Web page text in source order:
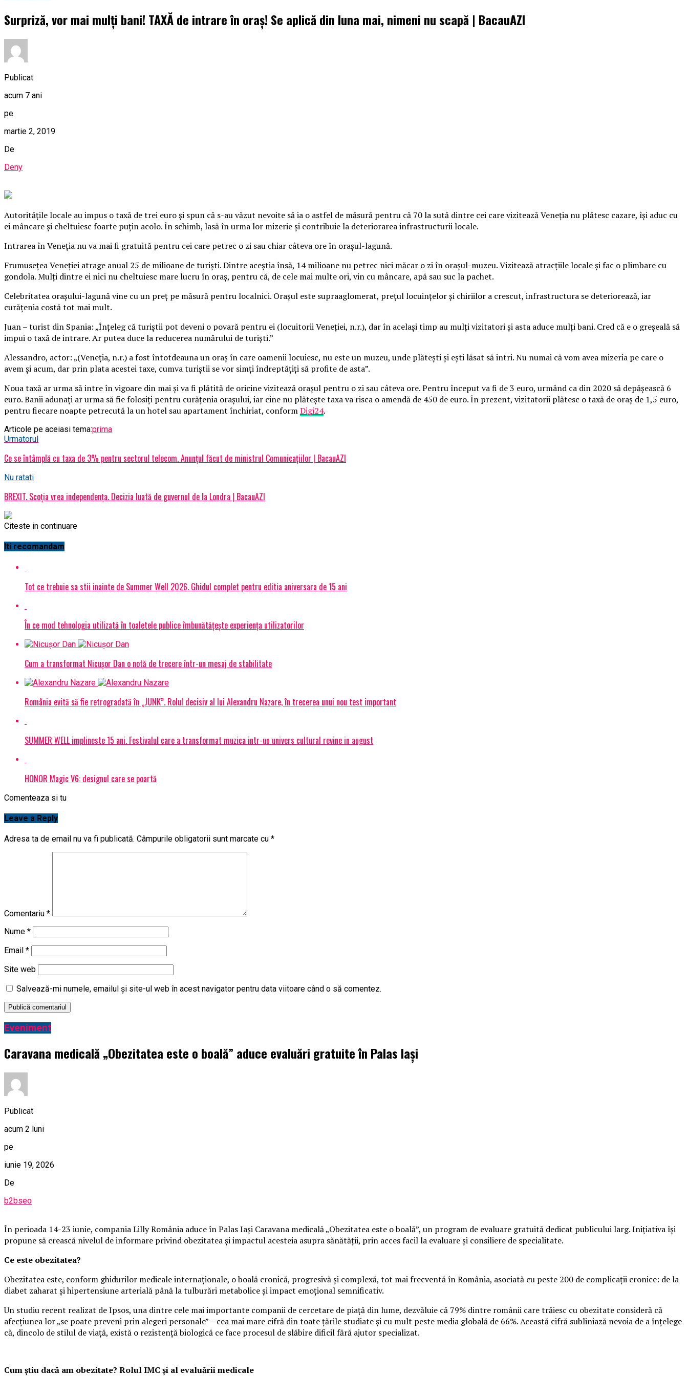
Surpriză, vor mai mulți bani! TAXĂ de intrare în oraș! Se aplică din luna mai, nimeni nu scapă | BacauAZI
Publicat
acum 7 ani
pe
martie 2, 2019
De
Deny
Autorităţile locale au impus o taxă de trei euro şi spun că s-au văzut nevoite să ia o astfel de măsură pentru că 70 la sută dintre cei care vizitează Veneţia nu plătesc cazare, îşi aduc cu
ei mâncare şi cheltuiesc foarte puţin acolo. În schimb, lasă în urma lor mizerie şi contribuie la deteriorarea infrastructurii locale.
Intrarea în Veneţia nu va mai fi gratuită pentru cei care petrec o zi sau chiar câteva ore în oraşul-lagună.
Frumuseţea Veneţiei atrage anual 25 de milioane de turişti. Dintre aceştia însă, 14 milioane nu petrec nici măcar o zi în oraşul-muzeu. Vizitează atracţiile locale şi fac o plimbare cu
gondola. Mulţi dintre ei nici nu cheltuiesc mare lucru în oraş, pentru că, de cele mai multe ori, vin cu mâncare, apă sau suc la pachet.
Celebritatea oraşului-lagună vine cu un preţ pe măsură pentru localnici. Oraşul este supraaglomerat, preţul locuinţelor şi chiriilor a crescut, infrastructura se deteriorează, iar
curăţenia costă tot mai mult.
Juan – turist din Spania: „Înţeleg că turiştii pot deveni o povară pentru ei (locuitorii Veneţiei, n.r.), dar în acelaşi timp au mulţi vizitatori şi asta aduce mulţi bani. Cred că e o greşeală să
impui o taxă de intrare. Ar putea duce la reducerea numărului de turişti.”
Alessandro, actor: „(Veneţia, n.r.) a fost întotdeauna un oraş în care oamenii locuiesc, nu este un muzeu, unde plăteşti şi eşti lăsat să intri. Nu numai că vom avea mizeria pe care o
avem şi acum, dar prin plata acestei taxe, cumva turiştii se vor simţi îndreptăţiţi să profite de asta”.
Noua taxă ar urma să intre în vigoare din mai şi va fi plătită de oricine vizitează oraşul pentru o zi sau câteva ore. Pentru început va fi de 3 euro, urmând ca din 2020 să depăşească 6
euro. Banii adunaţi ar urma să fie folosiţi pentru curăţenia oraşului, iar cine nu plăteşte taxa va risca o amendă de 450 de euro. În prezent, vizitatorii plătesc o taxă de oraş de 1,5 euro,
pentru fiecare noapte petrecută la un hotel sau apartament închiriat, conformDigi24.
Articole pe aceiasi tema:prima
Urmatorul
Ce se întâmplă cu taxa de 3% pentru sectorul telecom. Anunțul făcut de ministrul Comunicațiilor | BacauAZI
Nu ratati
BREXIT. Scoția vrea independența. Decizia luată de guvernul de la Londra | BacauAZI
Citeste in continuare
Iti recomandam
Tot ce trebuie sa stii inainte de Summer Well 2026. Ghidul complet pentru editia aniversara de 15 ani
În ce mod tehnologia utilizată în toaletele publice îmbunătățește experiența utilizatorilor
Cum a transformat Nicușor Dan o notă de trecere într-un mesaj de stabilitate
România evită să fie retrogradată în „JUNK”. Rolul decisiv al lui Alexandru Nazare, în trecerea unui nou test important
SUMMER WELL implineste 15 ani. Festivalul care a transformat muzica intr-un univers cultural revine in august
HONOR Magic V6: designul care se poartă
Comenteaza si tu
Leave a Reply
Adresa ta de email nu va fi publicată. Câmpurile obligatorii sunt marcate cu *
Comentariu *
Nume *
Email *
Site web
Salvează-mi numele, emailul și site-ul web în acest navigator pentru data viitoare când o să comentez.
Eveniment
Caravana medicală „Obezitatea este o boală” aduce evaluări gratuite în Palas Iași
Publicat
acum 2 luni
pe
iunie 19, 2026
De
b2bseo
În perioada 14-23 iunie, compania Lilly România aduce în Palas Iași Caravana medicală „Obezitatea este o boală”, un program de evaluare gratuită dedicat publicului larg. Inițiativa își
propune să crească nivelul de informare privind obezitatea și impactul acesteia asupra sănătății, prin acces facil la evaluare și consiliere de specialitate.
Ce este obezitatea?
Obezitatea este, conform ghidurilor medicale internaționale, o boală cronică, progresivă și complexă, tot mai frecventă în România, asociată cu peste 200 de complicații cronice: de la
diabet zaharat și hipertensiune arterială până la tulburări metabolice și impact emoțional semnificativ.
Un studiu recent realizat de Ipsos, una dintre cele mai importante companii de cercetare de piață din lume, dezvăluie că 79% dintre românii care trăiesc cu obezitate consideră că
afecțiunea lor „se poate preveni prin alegeri personale” – cea mai mare cifră din toate țările studiate și cu mult peste media globală de 66%. Această cifră subliniază nevoia de a înțelege
că, dincolo de stilul de viață, există o rezistență biologică ce face procesul de slăbire dificil fără ajutor specializat.
Cum știu dacă am obezitate? Rolul IMC și al evaluării medicale